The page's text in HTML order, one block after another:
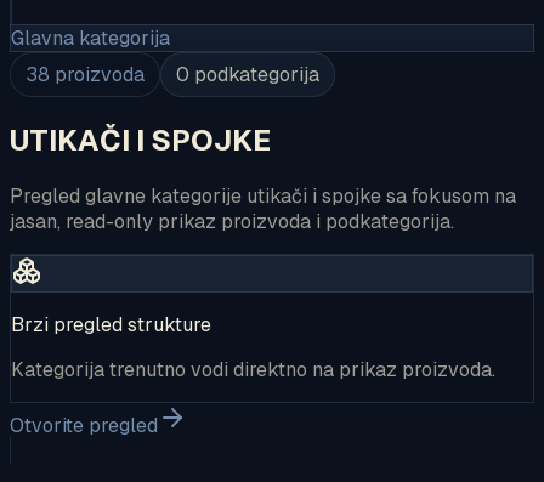
Glavna kategorija
38 proizvoda 0 podkategorija
UTIKAČI I SPOJKE
Pregled glavne kategorije utikači i spojke sa fokusom na
jasan, read-only prikaz proizvoda i podkategorija.
Brzi pregled strukture
Kategorija trenutno vodi direktno na prikaz proizvoda.
Otvorite pregled